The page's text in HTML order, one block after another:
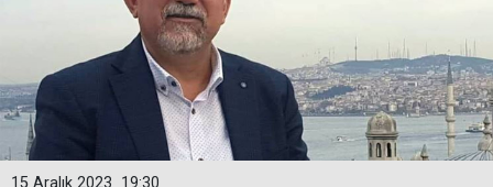
19:30
15 Aralık 2023